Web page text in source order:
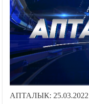
АПТАЛЫК: 25.03.2022